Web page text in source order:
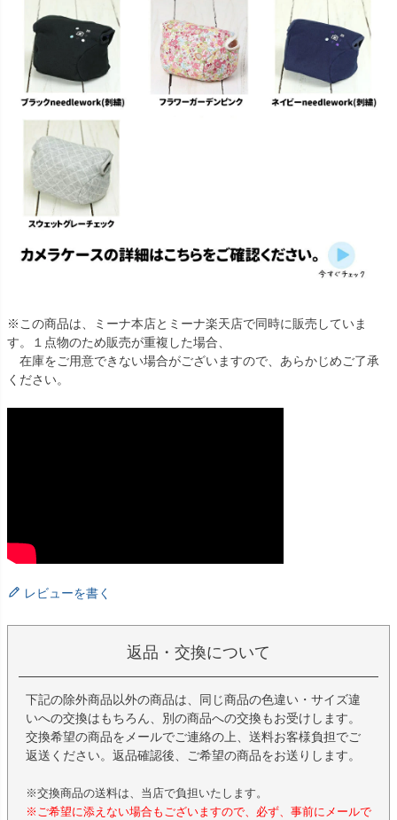
※この商品は、ミーナ本店とミーナ楽天店で同時に販売していま
す。１点物のため販売が重複した場合、
在庫をご用意できない場合がございますので、あらかじめご了承
ください。
レビューを書く
返品・交換について
下記の除外商品以外の商品は、同じ商品の色違い・サイズ違
いへの交換はもちろん、別の商品への交換もお受けします。
交換希望の商品をメールでご連絡の上、送料お客様負担でご
返送ください。返品確認後、ご希望の商品をお送りします。
※交換商品の送料は、当店で負担いたします。
※ご希望に添えない場合もございますので、必ず、事前にメールで